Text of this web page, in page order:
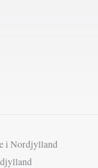
i Nordjylland